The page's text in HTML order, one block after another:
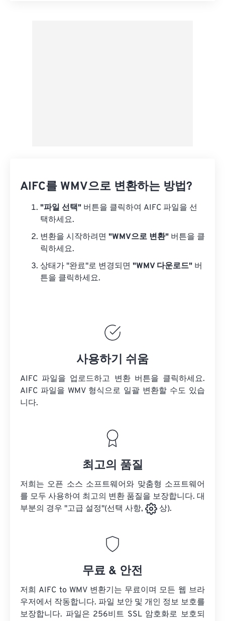
AIFC를 WMV으로 변환하는 방법?
"파일 선택" 버튼을 클릭하여 AIFC 파일을 선
택하세요.
변환을 시작하려면 "WMV으로 변환" 버튼을 클
릭하세요.
상태가 "완료"로 변경되면 "WMV 다운로드" 버
튼을 클릭하세요.
사용하기 쉬움
AIFC 파일을 업로드하고 변환 버튼을 클릭하세요.
AIFC 파일을 WMV 형식으로 일괄 변환할 수도 있습
니다.
최고의 품질
저희는 오픈 소스 소프트웨어와 맞춤형 소프트웨어
를 모두 사용하여 최고의 변환 품질을 보장합니다. 대
부분의 경우 "고급 설정"(선택 사항,
상).
무료 & 안전
저희 AIFC to WMV 변환기는 무료이며 모든 웹 브라
우저에서 작동합니다. 파일 보안 및 개인 정보 보호를
보장합니다. 파일은 256비트 SSL 암호화로 보호되